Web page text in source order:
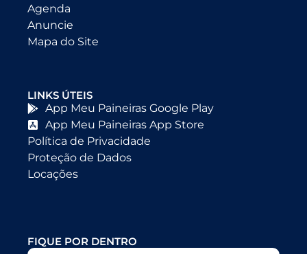
Agenda
Anuncie
Mapa do Site
LINKS ÚTEIS
App Meu Paineiras Google Play
App Meu Paineiras App Store
Política de Privacidade
Proteção de Dados
Locações
FIQUE POR DENTRO